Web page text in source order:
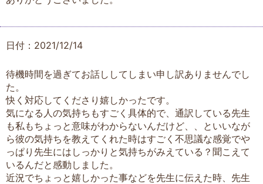
日付：2021/12/14
待機時間を過ぎてお話ししてしまい申し訳ありませんでし
た。
快く対応してくださり嬉しかったです。
気になる人の気持ちもすごく具体的で、通訳している先生
も私もちょっと意味がわからないんだけど、、といいなが
ら彼の気持ちを教えてくれた時はすごく不思議な感覚でや
っぱり先生にはしっかりと気持ちがみえている？聞こえて
いるんだと感動しました。
近況でちょっと嬉しかった事などを先生に伝えた時、先生